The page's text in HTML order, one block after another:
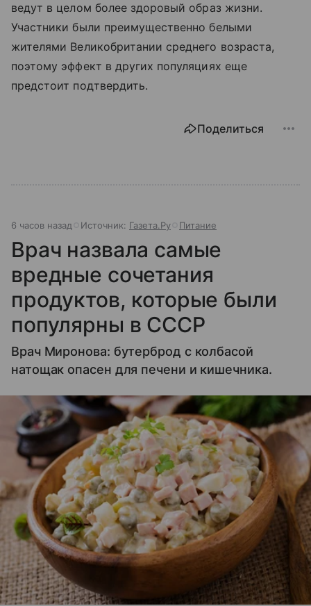
ведут в целом более здоровый образ жизни.
Участники были преимущественно белыми
жителями Великобритании среднего возраста,
поэтому эффект в других популяциях еще
предстоит подтвердить.
Поделиться
6 часов назад Источник: Газета.Ру Питание
Врач назвала самые
вредные сочетания
продуктов, которые были
популярны в СССР
Врач Миронова: бутерброд с колбасой
натощак опасен для печени и кишечника.